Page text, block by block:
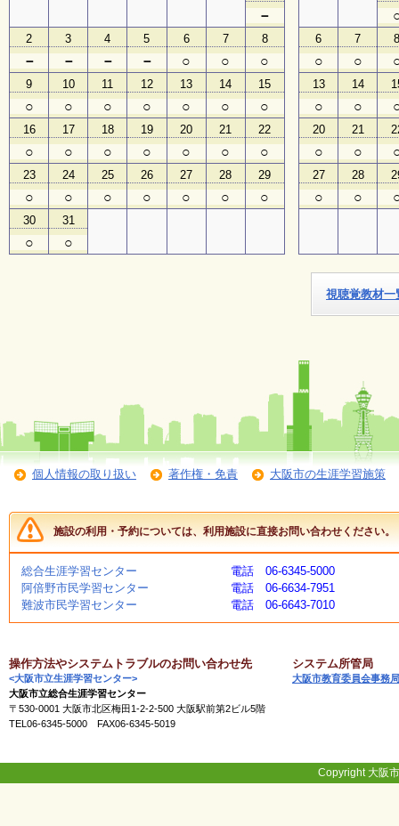
子
ど
も
向
け
イ
ベ
ン
ト
ガ
イ
ド
あ
る
問
講
師
・
イ
ト
ラ
ク
タ
ー
募
－
2
－
3
－
4
－
5
－
6
○
7
○
8
○
9
○
10
○
11
○
12
○
13
○
14
○
15
○
16
○
17
○
18
○
19
○
20
○
21
○
22
○
23
○
24
○
25
○
26
○
27
○
28
○
29
○
30
○
31
○
6
○
7
○
13
○
14
○
20
○
21
○
27
○
28
○
視聴覚教材一
個人情報の取り扱い 著作権・免責 大阪市の生涯学習施策
施設の利用・予約については、利用施設に直接お問い合わせください。
総合生涯学習センター
電話 06-6345-5000
阿倍野市民学習センター
電話 06-6634-7951
難波市民学習センター
電話 06-6643-7010
操作方法やシステムトラブルのお問い合わせ先
<大阪市立生涯学習センター>
大阪市立総合生涯学習センター
〒530-0001 大阪市北区梅田1-2-2-500 大阪駅前第2ビル5階
TEL06-6345-5000 FAX06-6345-5019
システム所管局
大阪市教育委員会事務局
Copyright 大阪